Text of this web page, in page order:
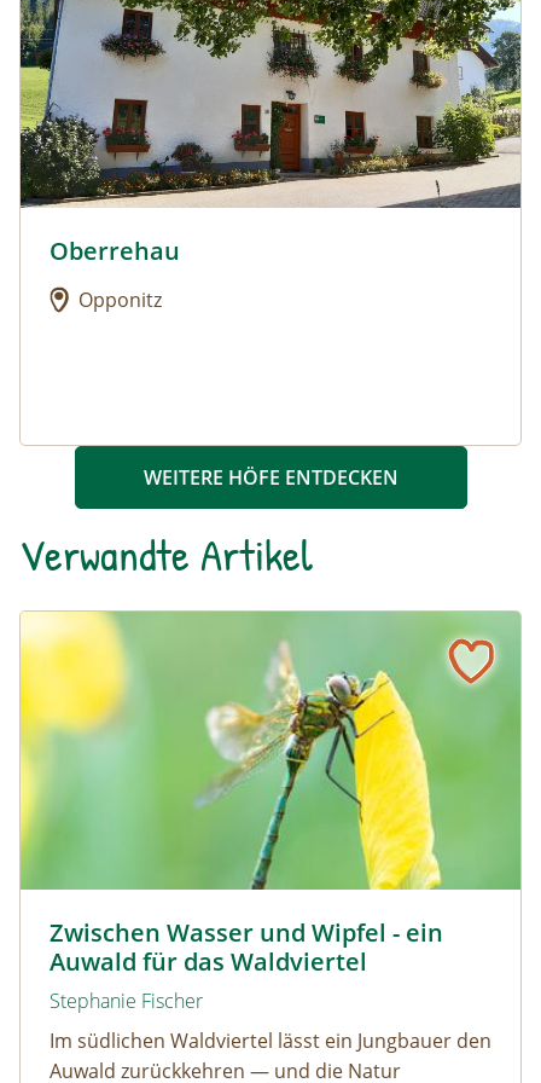
Urlaub am Bauernhof: Oberrehau
Oberrehau
Opponitz
WEITERE HÖFE ENTDECKEN
Verwandte Artikel
Zwischen Wasser und Wipfel - ein
Auwald für das Waldviertel
Stephanie Fischer
Im südlichen Waldviertel lässt ein Jungbauer den
Auwald zurückkehren — und die Natur
Zwischen Wasser und Wipfel - ein Auwald für das